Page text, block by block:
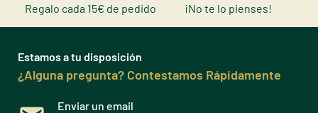
Regalo cada 15€ de pedido ¡No te lo pienses!
Estamos a tu disposición
¿Alguna pregunta? Contestamos Rápidamente
Enviar un email